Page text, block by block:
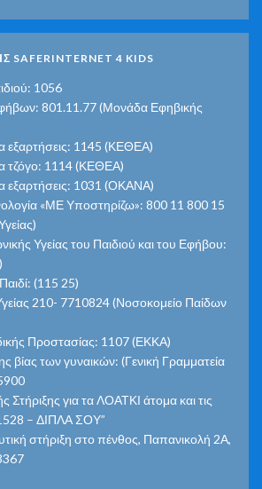
4 KIDS
1056
801.11.77 (Μονάδα Εφηβικής
εξαρτήσεις: 1145 (ΚΕΘΕΑ)
τζόγο: 1114 (ΚΕΘΕΑ)
εξαρτήσεις: 1031 (ΟΚΑΝΑ)
«ΜΕ Υποστηρίζω»: 800 11 800 15
Υγείας του Παιδιού και του Εφήβου:
(115 25)
210- 7710824 (Νοσοκομείο Παίδων
Προστασίας: 1107 (ΕΚΚΑ)
βίας των γυναικών: (Γενική Γραμματεία
Στήριξης για τα ΛΟΑΤΚΙ άτομα και τις
– ΔΙΠΛΑ ΣΟΥ”
στήριξη στο πένθος, Παπανικολή 2Α,